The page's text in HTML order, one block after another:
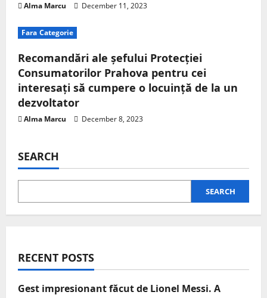
Alma Marcu December 11, 2023
Fara Categorie
Recomandări ale șefului Protecției
Consumatorilor Prahova pentru cei
interesați să cumpere o locuință de la un
dezvoltator
Alma Marcu December 8, 2023
SEARCH
SEARCH
RECENT POSTS
Gest impresionant făcut de Lionel Messi. A